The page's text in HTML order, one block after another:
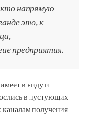
напрямую
это, к
предприятия.
в виду и
в пус­тующих
каналам получения